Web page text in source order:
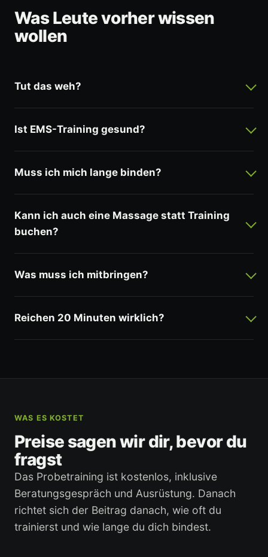
Was Leute vorher wissen
wollen
Tut das weh?
Ist EMS-Training gesund?
Muss ich mich lange binden?
Kann ich auch eine Massage statt Training
buchen?
Was muss ich mitbringen?
Reichen 20 Minuten wirklich?
WAS ES KOSTET
Preise sagen wir dir, bevor du
fragst
Das Probetraining ist kostenlos, inklusive
Beratungsgespräch und Ausrüstung. Danach
richtet sich der Beitrag danach, wie oft du
trainierst und wie lange du dich bindest.